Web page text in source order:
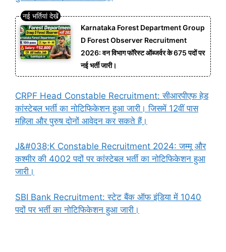
Karnataka Forest Department Group
D Forest Observer Recruitment
2026: वन विभाग फॉरेस्ट ऑब्जर्वर के 675 पदों पर
नई भर्ती जारी।
CRPF Head Constable Recruitment: सीआरपीएफ हेड
कांस्टेबल भर्ती का नोटिफिकेशन हुआ जारी। जिसमें 12वीं पास
महिला और पुरुष दोनों आवेदन कर सकते हैं।
J&#038;K Constable Recruitment 2024: जम्मू और
कश्मीर की 4002 पदों पर कांस्टेबल भर्ती का नोटिफिकेशन हुआ
जारी।
SBI Bank Recruitment: स्टेट बैंक ऑफ इंडिया में 1040
पदों पर भर्ती का नोटिफिकेशन हुआ जारी।